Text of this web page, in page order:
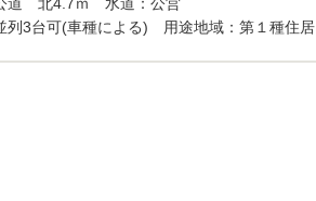
列3台可(車種による) 用途地域：第１種住居